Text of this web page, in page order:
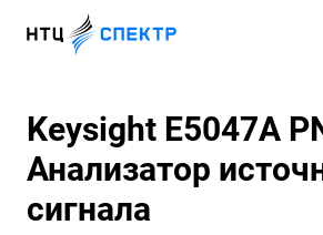
Keysight E5047A
Анализатор
сигнала